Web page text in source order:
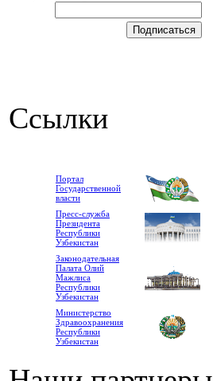
Ссылки
Портал
Государственной
власти
Пресс-служба
Президента
Республики
Узбекистан
Законодательная
Палата Олий
Мажлиса
Республики
Узбекистан
Министерство
Здравоохранения
Республики
Узбекистан